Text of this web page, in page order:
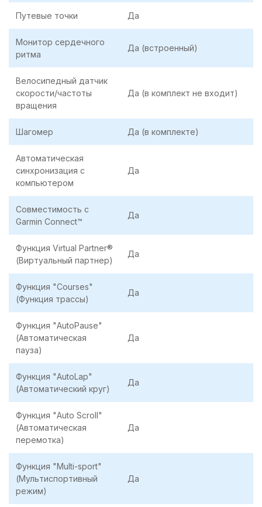
Путевые точки Да
Монитор сердечного
ритма
Да (встроенный)
Велосипедный датчик
скорости/частоты
вращения
Да (в комплект не входит)
Шагомер Да (в комплекте)
Автоматическая
синхронизация с
компьютером
Да
Совместимость с
Garmin Connect™
Да
Функция Virtual Partner®
(Виртуальный партнер)
Да
Функция "Сourses"
(Функция трассы)
Да
Функция "AutoPause"
(Автоматическая
пауза)
Да
Функция "AutoLap"
(Автоматический круг)
Да
Функция "Auto Scroll"
(Автоматическая
перемотка)
Да
Функция "Multi-sport"
(Мультиспортивный
режим)
Да